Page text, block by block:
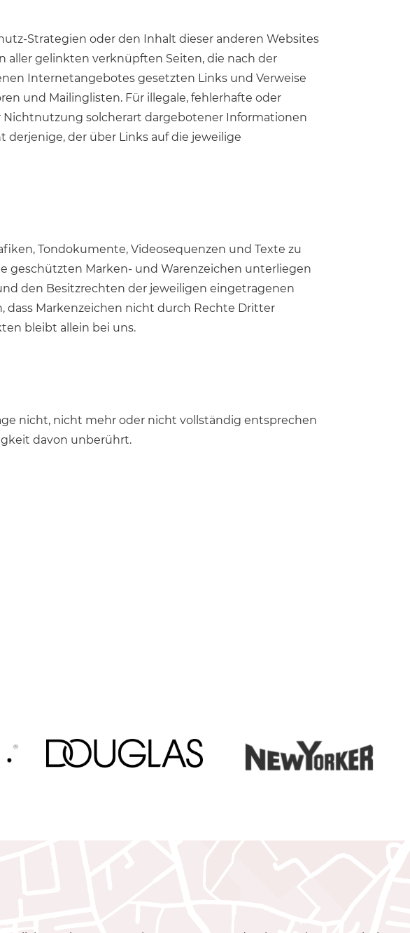
Strategien oder den Inhalt dieser anderen Websites
aller gelinkten verknüpften Seiten, die nach der
Internetangebotes gesetzten Links und Verweise
und Mailinglisten. Für illegale, fehlerhafte oder
solcherart dargebotener Informationen
der über Links auf die jeweilige
Tondokumente, Videosequenzen und Texte zu
geschützten Marken- und Warenzeichen unterliegen
den Besitzrechten der jeweiligen eingetragenen
dass Markenzeichen nicht durch Rechte Dritter
bleibt allein bei uns.
nicht, nicht mehr oder nicht vollständig entsprechen
davon unberührt.